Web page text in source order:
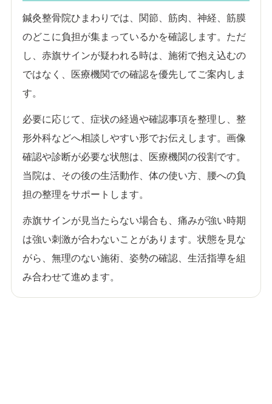
鍼灸整骨院ひまわりでは、関節、筋肉、神経、筋膜
のどこに負担が集まっているかを確認します。ただ
し、赤旗サインが疑われる時は、施術で抱え込むの
ではなく、医療機関での確認を優先してご案内しま
す。
必要に応じて、症状の経過や確認事項を整理し、整
形外科などへ相談しやすい形でお伝えします。画像
確認や診断が必要な状態は、医療機関の役割です。
当院は、その後の生活動作、体の使い方、腰への負
担の整理をサポートします。
赤旗サインが見当たらない場合も、痛みが強い時期
は強い刺激が合わないことがあります。状態を見な
がら、無理のない施術、姿勢の確認、生活指導を組
み合わせて進めます。